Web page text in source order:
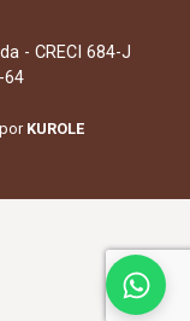
- CRECI 684-J
64
por KUROLE